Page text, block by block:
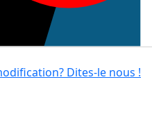
Dites-le nous !